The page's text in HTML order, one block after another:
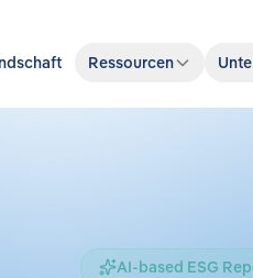
Ressourcen
AI-based ESG